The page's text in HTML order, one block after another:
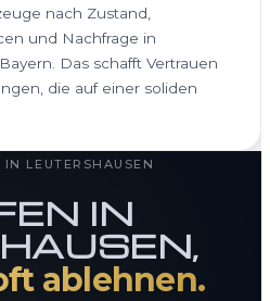
nach Zustand,
und Nachfrage in
Das schafft Vertrauen
die auf einer soliden
LEUTERSHAUSEN
IN
ablehnen.